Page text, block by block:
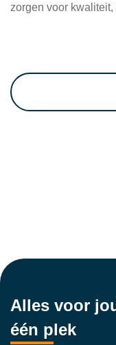
zorgen voor
Alles voor
één plek